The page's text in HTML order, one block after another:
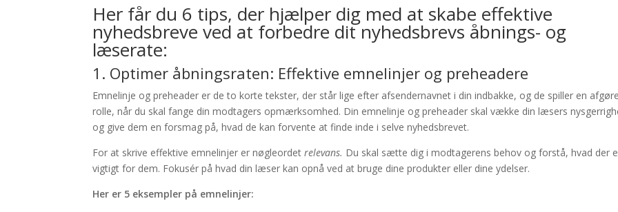
Her får du 6 tips, der hjælper dig med at skabe effektive
nyhedsbreve ved at forbedre dit nyhedsbrevs åbnings- og
læserate:
1. Optimer åbningsraten: Effektive emnelinjer og preheadere
Emnelinje og preheader er de to korte tekster, der står lige efter afsendernavnet i din indbakke, og de spiller en
rolle, når du skal fange din modtagers opmærksomhed. Din emnelinje og preheader skal vække din læsers
og give dem en forsmag på, hvad de kan forvente at finde inde i selve nyhedsbrevet.
For at skrive effektive emnelinjer er nøgleordetrelevans. Du skal sætte dig i modtagerens behov og forstå, hvad der
vigtigt for dem. Fokusér på hvad din læser kan opnå ved at bruge dine produkter eller dine ydelser.
Her er 5 eksempler på emnelinjer: